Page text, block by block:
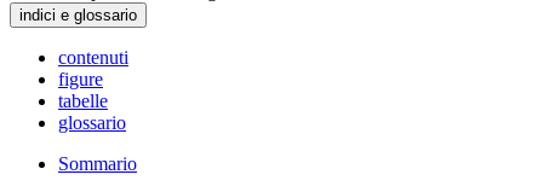
indici e glossario
contenuti
figure
tabelle
glossario
Sommario